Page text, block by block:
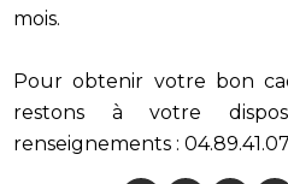
mois.
Pour obtenir votre bon
restons à votre
renseignements :